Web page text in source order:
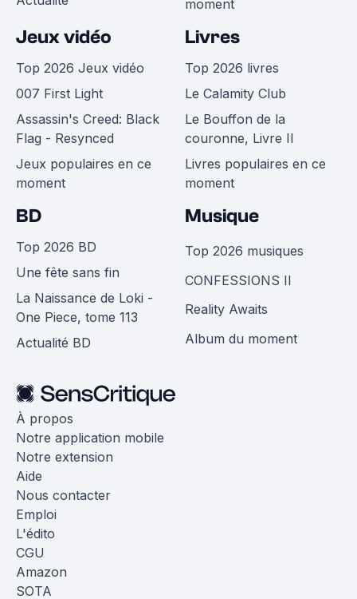
moment
Jeux vidéo
Top 2026 Jeux vidéo
007 First Light
Assassin's Creed: Black
Flag - Resynced
Jeux populaires en ce
moment
Livres
Top 2026 livres
Le Calamity Club
Le Bouffon de la
couronne, Livre II
Livres populaires en ce
moment
BD
Top 2026 BD
Une fête sans fin
La Naissance de Loki -
One Piece, tome 113
Actualité BD
Musique
Top 2026 musiques
CONFESSIONS II
Reality Awaits
Album du moment
À propos
Notre application mobile
Notre extension
Aide
Nous contacter
Emploi
L'édito
CGU
Amazon
SOTA